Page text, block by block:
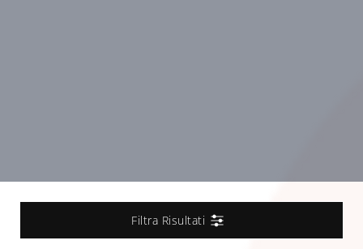
Filtra Risultati